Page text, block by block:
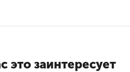
это заинтересует